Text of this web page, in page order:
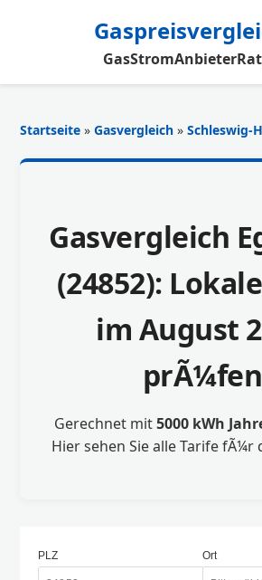
GasStromAnbieter
Startseite »Gasvergleich »Schleswig-
Gasvergleich
(24852):
im August
prÃ¼fen
Gerechnet mit5000 kWh
Hier sehen Sie alle Tarife fÃ¼r